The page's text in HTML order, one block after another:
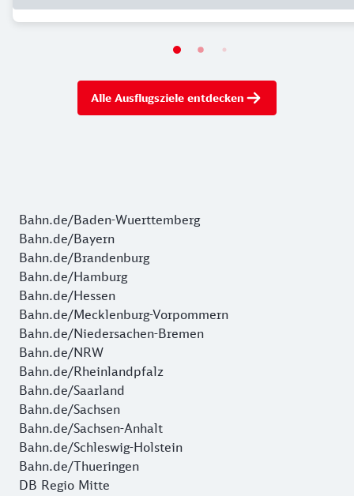
Alle Ausflugsziele entdecken
Bahn.de/Baden-Wuerttemberg
Bahn.de/Bayern
Bahn.de/Brandenburg
Bahn.de/Hamburg
Bahn.de/Hessen
Bahn.de/Mecklenburg-Vorpommern
Bahn.de/Niedersachen-Bremen
Bahn.de/NRW
Bahn.de/Rheinlandpfalz
Bahn.de/Saarland
Bahn.de/Sachsen
Bahn.de/Sachsen-Anhalt
Bahn.de/Schleswig-Holstein
Bahn.de/Thueringen
DB Regio Mitte